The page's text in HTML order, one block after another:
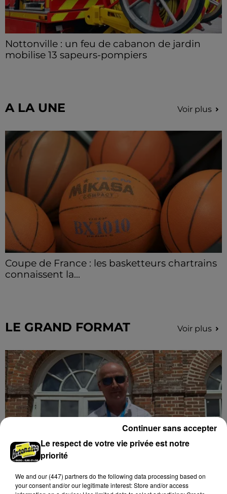
Nottonville : un feu de cabanon de jardin
mobilise 13 sapeurs-pompiers
d'éteindre...
A LA UNE Voir plus
Coupe de France : les basketteurs chartrains
connaissent la...
LE GRAND FORMAT Voir plus
Stars'Terre 2026 : Philippe Palmieri dévoile
Le respect de votre vie privée est notre
priorité
We and our (447) partnersdo the following data processing based on
your consent and/or our legitimate interest: Store and/or access
Continuer sans accepter